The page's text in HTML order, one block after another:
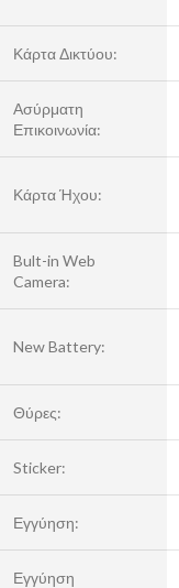
Κάρτα Δικτύου:
Ασύρματη
Επικοινωνία:
Κάρτα Ήχου:
Bult-in Web
Camera:
New Battery:
Θύρες:
Sticker:
Εγγύηση:
Εγγύηση